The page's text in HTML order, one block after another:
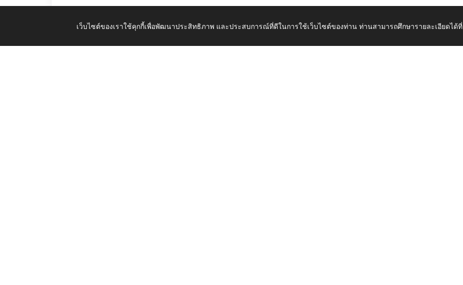
เว็บไซต์ของเราใช้คุกกี้เพื่อพัฒนาประสิทธิภาพ และประสบการณ์ที่ดีในการใช้เว็บไซต์ของท่าน ท่านสามารถศึกษารายละเอียดได้ที่